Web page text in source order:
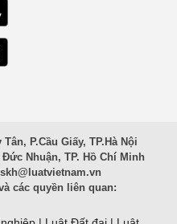
P.Cầu Giấy, TP.Hà Nội
Nhuận, TP. Hồ Chí Minh
các quyền liên quan: